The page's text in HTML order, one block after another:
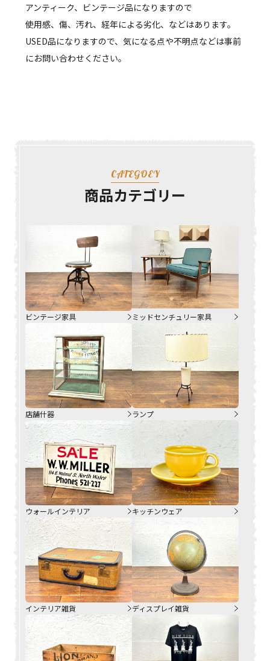
アンティーク、ビンテージ品になりますので
使用感、傷、汚れ、経年による劣化、などはあります。
USED品になりますので、気になる点や不明点などは事前
にお問い合わせください。
CATEGOEY
商品カテゴリー
ビンテージ家具 ミッドセンチュリー家具
店舗什器 ランプ
ウォールインテリア キッチンウェア
インテリア雑貨 ディスプレイ雑貨